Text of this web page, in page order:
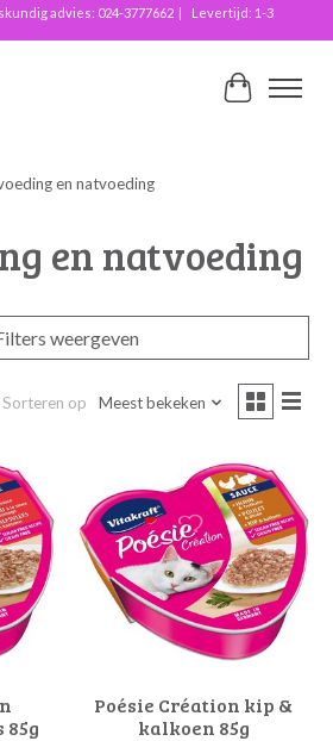
advies: 024-3777662 | Levertijd: 1-3
en natvoeding
en natvoeding
weergeven
Sorteren op Meest bekeken
Poésie Création kip &
kalkoen 85g